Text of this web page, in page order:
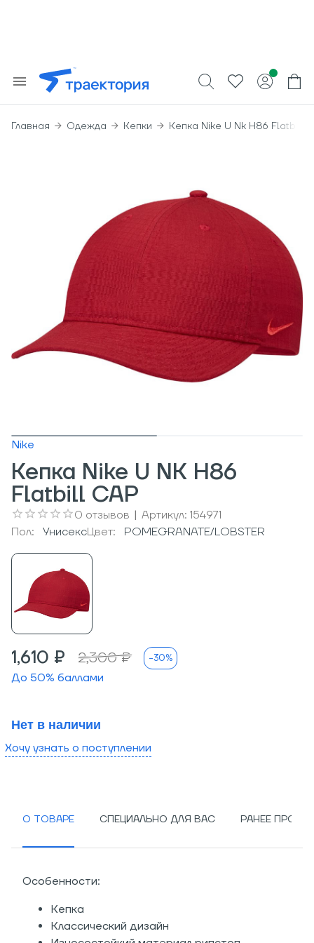
Главная Одежда Кепки Кепка Nike U Nk H86 Flatbill
Nike
Кепка Nike U NK H86
Flatbill CAP
0 отзывов | Артикул: 154971
Пол:
УнисексЦвет: POMEGRANATE/LOBSTER
1,610 ₽ 2,300 ₽ -30%
До 50% баллами
Нет в наличии
Хочу узнать о поступлении
О ТОВАРЕ СПЕЦИАЛЬНО ДЛЯ ВАС РАНЕЕ
Особенности:
Кепка
Классический дизайн